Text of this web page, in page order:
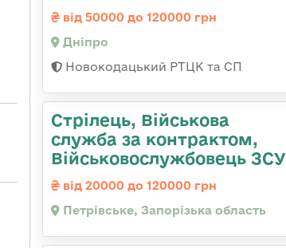
від 50000 до 120000 грн
Дніпро
Новокодацький РТЦК та СП
Стрілець, Військова
служба за контрактом,
Військовослужбовець ЗСУ
від 20000 до 120000 грн
Петрівське, Запорізька область